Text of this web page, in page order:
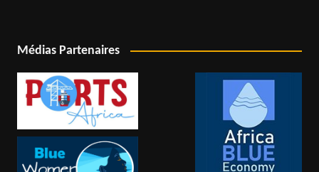
Médias Partenaires